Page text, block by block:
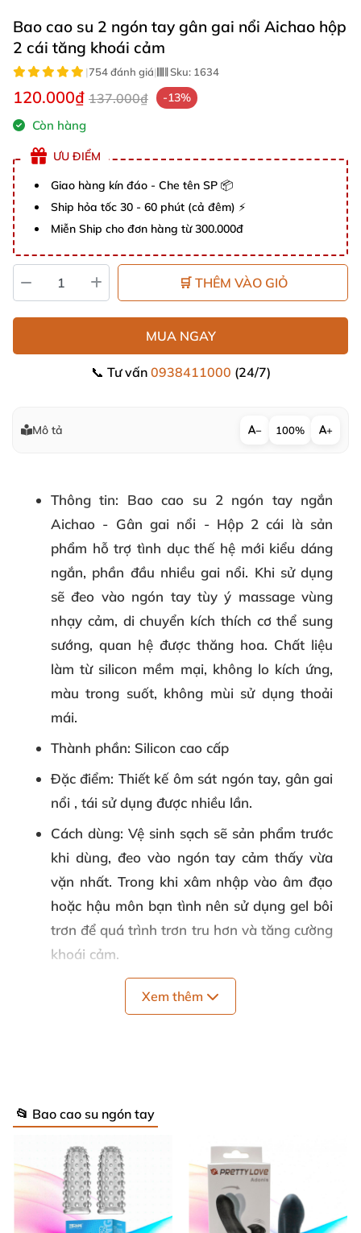
Bao cao su 2 ngón tay gân gai nổi Aichao hộp
2 cái tăng khoái cảm
|754 đánh giá| Sku: 1634
120.000₫ 137.000₫ -13%
Còn hàng
ƯU ĐIỂM
Giao hàng kín đáo - Che tên SP 📦
Ship hỏa tốc 30 - 60 phút (cả đêm) ⚡
Miễn Ship cho đơn hàng từ 300.000đ
🛒 THÊM VÀO GIỎ
MUA NGAY
📞 Tư vấn 0938411000 (24/7)
Mô tả − 100% +
Thông tin: Bao cao su 2 ngón tay ngắn
Aichao - Gân gai nổi - Hộp 2 cái là sản
phẩm hỗ trợ tình dục thế hệ mới kiểu dáng
ngắn, phần đầu nhiều gai nổi. Khi sử dụng
sẽ đeo vào ngón tay tùy ý massage vùng
nhạy cảm, di chuyển kích thích cơ thể sung
sướng, quan hệ được thăng hoa. Chất liệu
làm từ silicon mềm mại, không lo kích ứng,
màu trong suốt, không mùi sử dụng thoải
mái.
Thành phần: Silicon cao cấp
Đặc điểm: Thiết kế ôm sát ngón tay, gân gai
nổi , tái sử dụng được nhiều lần.
Cách dùng: Vệ sinh sạch sẽ sản phẩm trước
khi dùng, đeo vào ngón tay cảm thấy vừa
vặn nhất. Trong khi xâm nhập vào âm đạo
hoặc hậu môn bạn tình nên sử dụng gel bôi
trơn để quá trình trơn tru hơn và tăng cường
khoái cảm.
: Hộp 2 cái
Thương hiệu: Aichao
Giới thiệu Bao cao su 2 ngón tay ngắn
Aichao - Gân gai nổi - Hộp 2 cái
Xem thêm
📂 Bao cao su ngón tay